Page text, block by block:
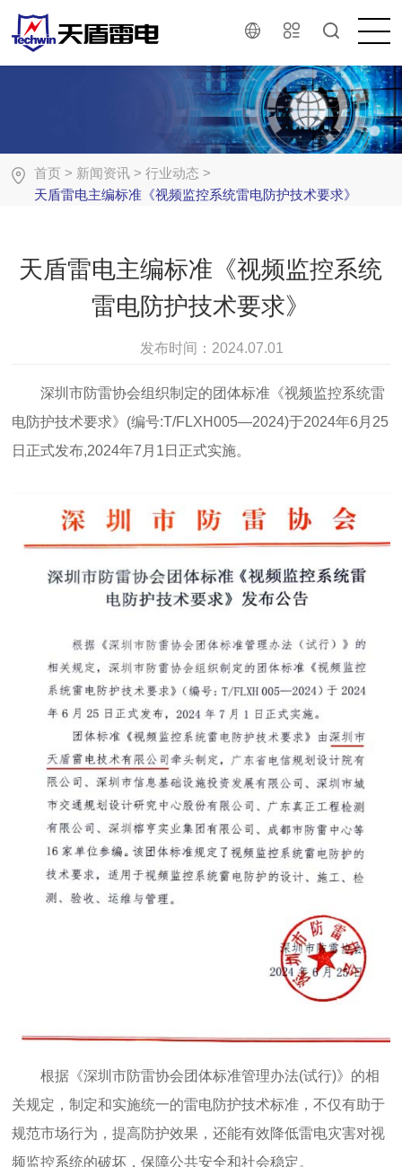
首页 > 新闻资讯> 行业动态 >
天盾雷电主编标准《视频监控系统雷电防护技术要求》
天盾雷电主编标准《视频监控系统
雷电防护技术要求》
发布时间： 2024.07.01
深圳市防雷协会组织制定的团体标准《视频监控系统雷
电防护技术要求》(编号:T/FLXH005—2024)于2024年6月25
日正式发布,2024年7月1日正式实施。
根据《深圳市防雷协会团体标准管理办法(试行)》的相
关规定，制定和实施统一的雷电防护技术标准，不仅有助于
规范市场行为，提高防护效果，还能有效降低雷电灾害对视
频监控系统的破坏，保障公共安全和社会稳定。